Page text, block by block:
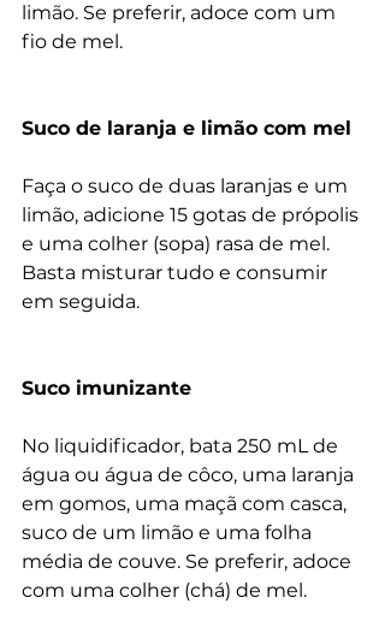
limão. Se preferir, adoce com um
fio de mel.
Suco de laranja e limão com mel
Faça o suco de duas laranjas e um
limão, adicione 15 gotas de própolis
e uma colher (sopa) rasa de mel.
Basta misturar tudo e consumir
em seguida.
Suco imunizante
No liquidificador, bata 250 mL de
água ou água de côco, uma laranja
em gomos, uma maçã com casca,
suco de um limão e uma folha
média de couve. Se preferir, adoce
com uma colher (chá) de mel.